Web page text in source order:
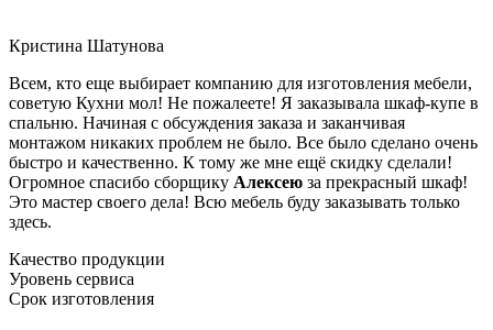
Кристина Шатунова
Всем, кто еще выбирает компанию для изготовления мебели,
советую Кухни мол! Не пожалеете! Я заказывала шкаф-купе в
спальню. Начиная с обсуждения заказа и заканчивая
монтажом никаких проблем не было. Все было сделано очень
быстро и качественно. К тому же мне ещё скидку сделали!
Огромное спасибо сборщику Алексею за прекрасный шкаф!
Это мастер своего дела! Всю мебель буду заказывать только
здесь.
Качество продукции
Уровень сервиса
Срок изготовления